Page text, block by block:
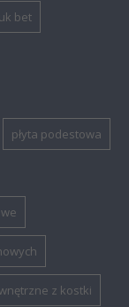
bet
płyta podestowa
z kostki